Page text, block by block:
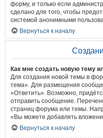
форму, и только если
сделано для того, чтобы
системой анонимными
Вернуться к началу
Как мне создать новую тему
Для создания новой темы в
тема». Для размещения
«Ответить». Возможно,
отправить сообщение.
страниц форума или темы.
«Вы можете добавлять
Вернуться к началу